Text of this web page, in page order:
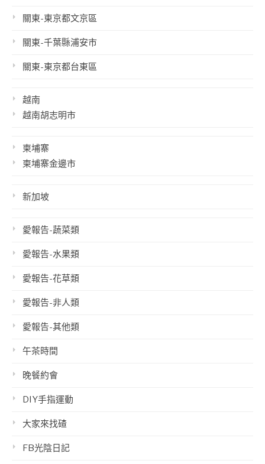
關東-東京都文京區
關東-千葉縣浦安市
關東-東京都台東區
越南
越南胡志明市
柬埔寨
柬埔寨金邊市
新加坡
愛報告-蔬菜類
愛報告-水果類
愛報告-花草類
愛報告-非人類
愛報告-其他類
午茶時間
晚餐約會
DIY手指運動
大家來找碴
FB光陰日記